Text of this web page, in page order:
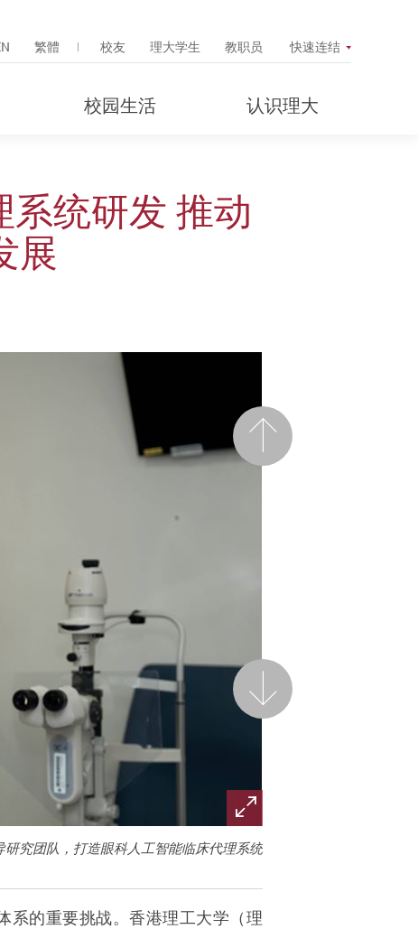
Search Popup
繁體 校友 理大学生 教职员 快速连结
校园生活 认识理大
统研发 推动
展
前一页
究团队，打造眼科人工智能临床代理系统
后一页
系的重要挑战。香港理工大学（理